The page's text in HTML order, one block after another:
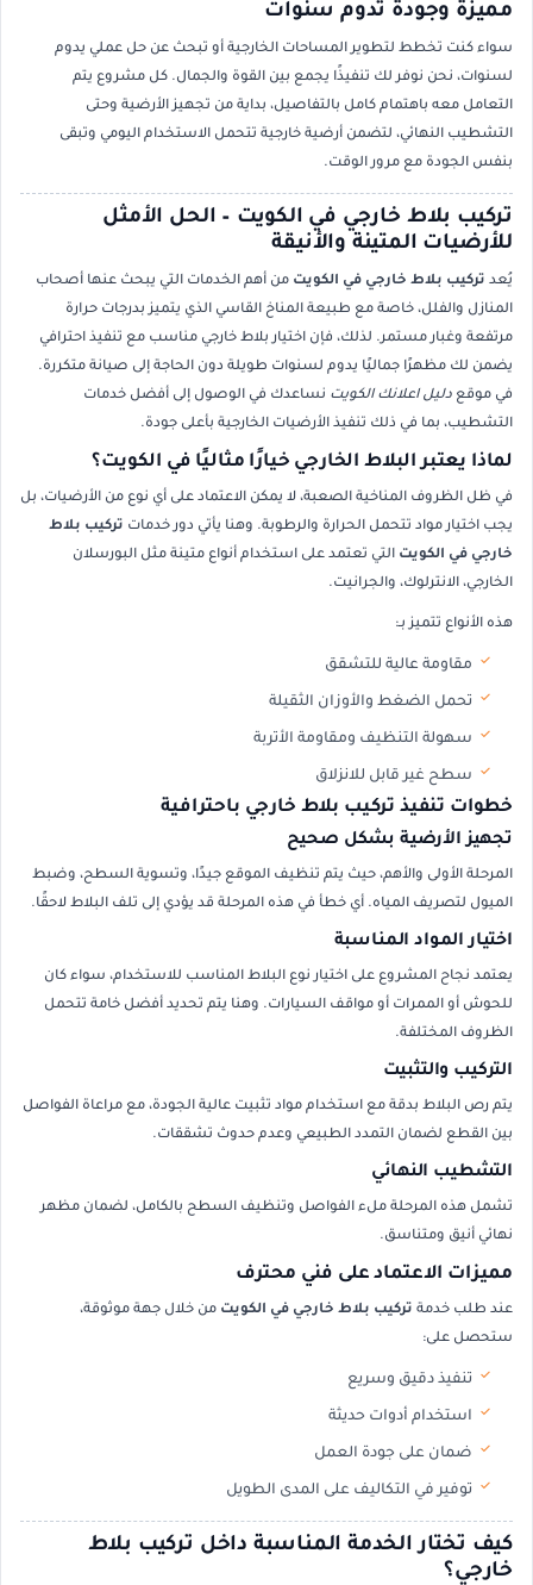
مميزة وجودة تدوم سنوات
سواء كنت تخطط لتطوير المساحات الخارجية أو تبحث عن حل عملي يدوم
لسنوات، نحن نوفر لك تنفيذًا يجمع بين القوة والجمال. كل مشروع يتم
التعامل معه باهتمام كامل بالتفاصيل، بداية من تجهيز الأرضية وحتى
التشطيب النهائي، لتضمن أرضية خارجية تتحمل الاستخدام اليومي وتبقى
بنفس الجودة مع مرور الوقت.
تركيب بلاط خارجي في الكويت – الحل الأمثل
للأرضيات المتينة والأنيقة
يُعد تركيب بلاط خارجي في الكويت من أهم الخدمات التي يبحث عنها أصحاب
المنازل والفلل، خاصة مع طبيعة المناخ القاسي الذي يتميز بدرجات حرارة
مرتفعة وغبار مستمر. لذلك، فإن اختيار بلاط خارجي مناسب مع تنفيذ احترافي
يضمن لك مظهرًا جماليًا يدوم لسنوات طويلة دون الحاجة إلى صيانة متكررة.
في موقع دليل اعلانك الكويت نساعدك في الوصول إلى أفضل خدمات
التشطيب، بما في ذلك تنفيذ الأرضيات الخارجية بأعلى جودة.
لماذا يعتبر البلاط الخارجي خيارًا مثاليًا في الكويت؟
في ظل الظروف المناخية الصعبة، لا يمكن الاعتماد على أي نوع من الأرضيات، بل
يجب اختيار مواد تتحمل الحرارة والرطوبة. وهنا يأتي دور خدمات تركيب بلاط
خارجي في الكويت التي تعتمد على استخدام أنواع متينة مثل البورسلان
الخارجي، الانترلوك، والجرانيت.
هذه الأنواع تتميز بـ:
مقاومة عالية للتشقق
تحمل الضغط والأوزان الثقيلة
سهولة التنظيف ومقاومة الأتربة
سطح غير قابل للانزلاق
خطوات تنفيذ تركيب بلاط خارجي باحترافية
تجهيز الأرضية بشكل صحيح
المرحلة الأولى والأهم، حيث يتم تنظيف الموقع جيدًا، وتسوية السطح، وضبط
الميول لتصريف المياه. أي خطأ في هذه المرحلة قد يؤدي إلى تلف البلاط لاحقًا.
اختيار المواد المناسبة
يعتمد نجاح المشروع على اختيار نوع البلاط المناسب للاستخدام، سواء كان
للحوش أو الممرات أو مواقف السيارات. وهنا يتم تحديد أفضل خامة تتحمل
الظروف المختلفة.
التركيب والتثبيت
يتم رص البلاط بدقة مع استخدام مواد تثبيت عالية الجودة، مع مراعاة الفواصل
بين القطع لضمان التمدد الطبيعي وعدم حدوث تشققات.
التشطيب النهائي
تشمل هذه المرحلة ملء الفواصل وتنظيف السطح بالكامل، لضمان مظهر
نهائي أنيق ومتناسق.
مميزات الاعتماد على فني محترف
عند طلب خدمة تركيب بلاط خارجي في الكويت من خلال جهة موثوقة،
ستحصل على:
تنفيذ دقيق وسريع
استخدام أدوات حديثة
ضمان على جودة العمل
توفير في التكاليف على المدى الطويل
كيف تختار الخدمة المناسبة داخل تركيب بلاط
خارجي؟